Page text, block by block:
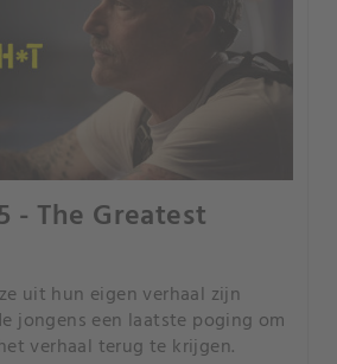
- The Greatest
uit hun eigen verhaal zijn
jongens een laatste poging om
verhaal terug te krijgen.